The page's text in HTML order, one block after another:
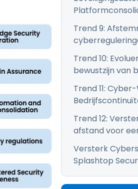
Trend 9:
Trend 10:
bewustzijn van
Trend 11:
Trend 12:
afstand voor
Versterk
Splashtop